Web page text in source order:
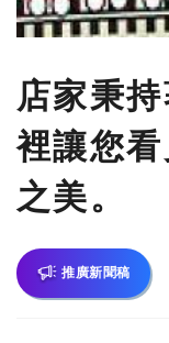
店家秉
裡讓您
之美。
推廣新聞稿